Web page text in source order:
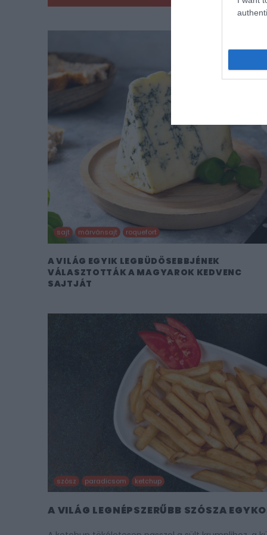
sajt márvánsajt roquefort
A VILÁG EGYIK LEGBÜDÖSEBBJÉNEK
VÁLASZTOTTÁK A MAGYAROK KEDVENC
SAJTJÁT
szósz paradicsom ketchup
A VILÁG LEGNÉPSZERŰBB SZÓSZA